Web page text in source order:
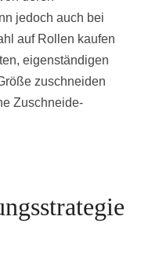
jedoch auch bei
auf Rollen kaufen
eigenständigen
zuschneiden
Zuschneide-